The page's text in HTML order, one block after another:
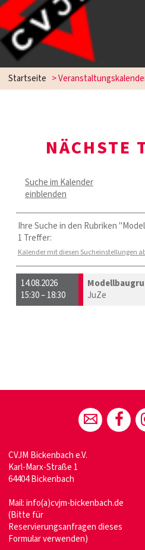
Startseite >
NÄCHSTE
Suche im Kalender
einblenden
Ihre Suche in den Rubriken
1 Treffer:
Kalender mit diesen Sucheinstellungen
14.08.2026
15:30 – 18:30
JuZe
CVJM Bickenbach e.V.
Karl-Marx-Straße 1
64404 Bickenbach
Mail:info(a)cvjm-bickenbach.de
(Bitte für
Reservierungsanfragen dieses
Formular verwenden)